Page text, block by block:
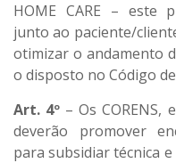
HOME CARE – este
junto ao paciente/
otimizar o andamento
o disposto no Código
Art. 4º – Os CORENS,
deverão promover
para subsidiar técnica